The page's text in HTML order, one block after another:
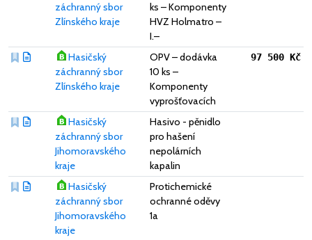
záchranný sbor
Zlínského kraje
ks – Komponenty
HVZ Holmatro –
I.–
Hasičský
záchranný sbor
Zlínského kraje
OPV – dodávka
10 ks –
Komponenty
vyprošťovacích
97 500 Kč
Hasičský
záchranný sbor
Jihomoravského
kraje
Hasivo - pěnidlo
pro hašení
nepolárních
kapalin
Hasičský
záchranný sbor
Jihomoravského
kraje
Protichemické
ochranné oděvy
1a